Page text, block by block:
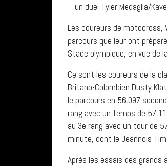
– un duel Tyler Medaglia/
Les coureurs de
parcours que leur ont
Stade olympique, en vue de
Ce sont les coureurs de la
Britano-Colombien Dusty
le parcours en 56,097
rang avec un temps de
au 3e rang avec un tour de
minute, dont le Jeannois
Après les essais des grands